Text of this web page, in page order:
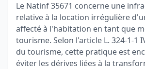
Le Natinf 35671 concerne une
relative à la location irrégulière
affecté à l'habitation en tant que
tourisme. Selon l'article L. 324-1-1
du tourisme, cette pratique est
éviter les dérives liées à la